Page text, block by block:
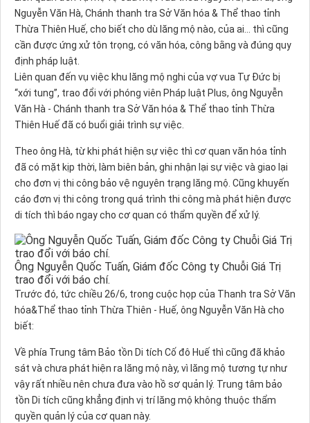
Nguyễn Văn Hà, Chánh thanh tra Sở Văn hóa & Thể thao tỉnh
Thừa Thiên Huế, cho biết cho dù lăng mộ nào, của ai... thì cũng
cần được ứng xử tôn trọng, có văn hóa, công bằng và đúng quy
định pháp luật.
Liên quan đến vụ việc khu lăng mộ nghi của vợ vua Tự Đức bị
“xới tung”, trao đổi với phóng viên Pháp luật Plus, ông Nguyễn
Văn Hà - Chánh thanh tra Sở Văn hóa & Thể thao tỉnh Thừa
Thiên Huế đã có buổi giải trình sự việc.
Theo ông Hà, từ khi phát hiện sự việc thì cơ quan văn hóa tỉnh
đã có mặt kịp thời, làm biên bản, ghi nhận lại sự việc và giao lại
cho đơn vị thi công bảo vệ nguyên trạng lăng mộ. Cũng khuyến
cáo đơn vị thi công trong quá trình thi công mà phát hiện được
di tích thì báo ngay cho cơ quan có thẩm quyền để xử lý.
Ông Nguyễn Quốc Tuấn, Giám đốc Công ty Chuỗi Giá Trị
trao đổi với báo chí.
Trước đó, tức chiều 26/6, trong cuộc họp của Thanh tra Sở Văn
hóa&Thể thao tỉnh Thừa Thiên - Huế, ông Nguyễn Văn Hà cho
biết:
Về phía Trung tâm Bảo tồn Di tích Cố đô Huế thì cũng đã khảo
sát và chưa phát hiện ra lăng mộ này, vì lăng mộ tương tự như
vậy rất nhiều nên chưa đưa vào hồ sơ quản lý. Trung tâm bảo
tồn Di tích cũng khẳng định vị trí lăng mộ không thuộc thẩm
quyền quản lý của cơ quan này.